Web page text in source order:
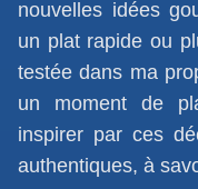
nouvelles idées
un plat rapide ou
testée dans ma
un moment de
inspirer par ces
authentiques, à